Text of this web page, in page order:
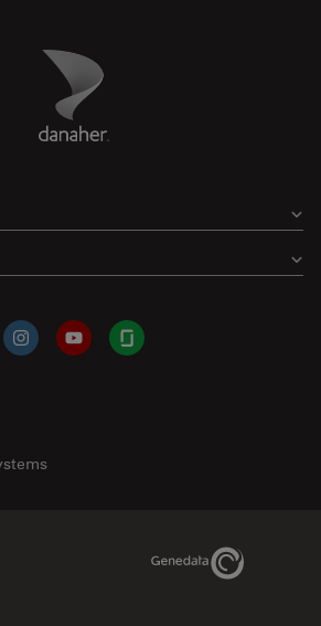
Danaher Logo
InstagramYouTubeGlassdoor
Genedata Link